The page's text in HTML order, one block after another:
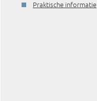
Praktische informatie